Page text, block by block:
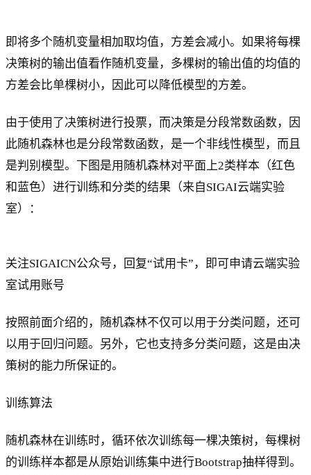
即将多个随机变量相加取均值，方差会减小。如果将每棵
决策树的输出值看作随机变量，多棵树的输出值的均值的
方差会比单棵树小，因此可以降低模型的方差。
由于使用了决策树进行投票，而决策是分段常数函数，因
此随机森林也是分段常数函数，是一个非线性模型，而且
是判别模型。下图是用随机森林对平面上2类样本（红色
和蓝色）进行训练和分类的结果（来自SIGAI云端实验
室）：
关注SIGAICN公众号，回复“试用卡”，即可申请云端实验
室试用账号
按照前面介绍的，随机森林不仅可以用于分类问题，还可
以用于回归问题。另外，它也支持多分类问题，这是由决
策树的能力所保证的。
训练算法
随机森林在训练时，循环依次训练每一棵决策树，每棵树
的训练样本都是从原始训练集中进行Bootstrap抽样得到。